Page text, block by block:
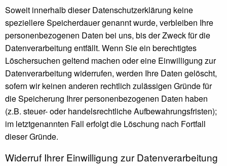
Soweit innerhalb dieser Datenschutzerklärung keine
speziellere Speicherdauer genannt wurde, verbleiben Ihre
personenbezogenen Daten bei uns, bis der Zweck für die
Datenverarbeitung entfällt. Wenn Sie ein berechtigtes
Löschersuchen geltend machen oder eine Einwilligung zur
Datenverarbeitung widerrufen, werden Ihre Daten gelöscht,
sofern wir keinen anderen rechtlich zulässigen Gründe für
die Speicherung Ihrer personenbezogenen Daten haben
(z.B. steuer- oder handelsrechtliche Aufbewahrungsfristen);
im letztgenannten Fall erfolgt die Löschung nach Fortfall
dieser Gründe.
Widerruf Ihrer Einwilligung zur Datenverarbeitung